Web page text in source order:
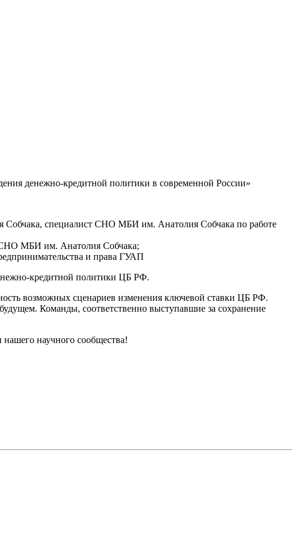
денежно-кредитной политики в современной России»
Собчака, специалист СНО МБИ им. Анатолия Собчака по работе
СНО МБИ им. Анатолия Собчака;
и права ГУАП
кредитной политики ЦБ РФ.
возможных сценариев изменения ключевой ставки ЦБ РФ.
Команды, соответственно выступавшие за сохранение
научного сообщества!